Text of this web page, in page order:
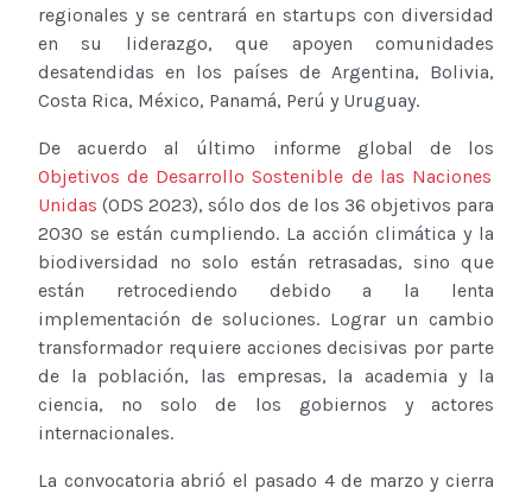
regionales y se centrará en startups con diversidad
en su liderazgo, que apoyen comunidades
desatendidas en los países de Argentina, Bolivia,
Costa Rica, México, Panamá, Perú y Uruguay.
De acuerdo al último informe global de los
Objetivos de Desarrollo Sostenible de las Naciones
Unidas(ODS 2023), sólo dos de los 36 objetivos para
2030 se están cumpliendo. La acción climática y la
biodiversidad no solo están retrasadas, sino que
están retrocediendo debido a la lenta
implementación de soluciones. Lograr un cambio
transformador requiere acciones decisivas por parte
de la población, las empresas, la academia y la
ciencia, no solo de los gobiernos y actores
internacionales.
La convocatoria abrió el pasado 4 de marzo y cierra